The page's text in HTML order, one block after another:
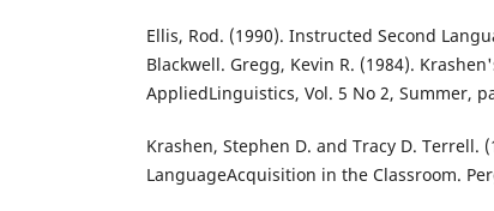
Ellis, Rod. (1990). Instructed Second
Blackwell. Gregg, Kevin R. (1984).
AppliedLinguistics, Vol. 5 No 2, Summer,
Krashen, Stephen D. and Tracy D. Terrell.
LanguageAcquisition in the Classroom.